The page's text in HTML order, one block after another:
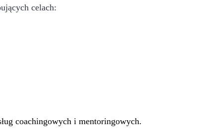
celach:
coachingowych i mentoringowych.